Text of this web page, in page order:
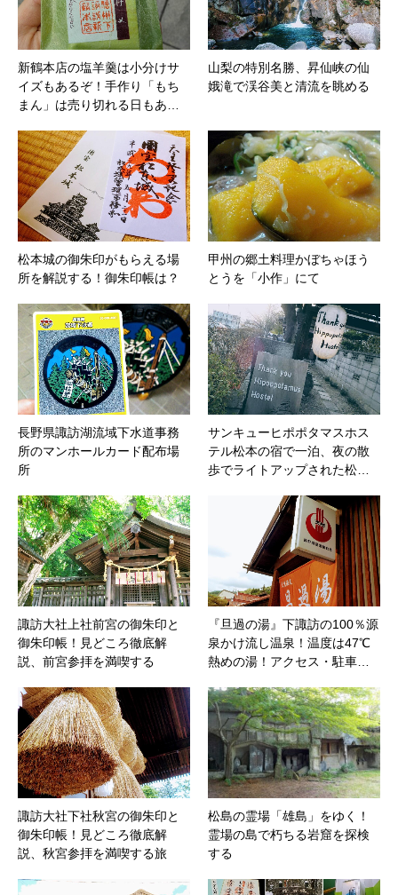
新鶴本店の塩羊羹は小分けサ
イズもあるぞ！手作り「もち
まん」は売り切れる日もあ…
山梨の特別名勝、昇仙峡の仙
娥滝で渓谷美と清流を眺める
松本城の御朱印がもらえる場
所を解説する！御朱印帳は？
甲州の郷土料理かぼちゃほう
とうを「小作」にて
長野県諏訪湖流域下水道事務
所のマンホールカード配布場
所
サンキューヒポポタマスホス
テル松本の宿で一泊、夜の散
歩でライトアップされた松…
諏訪大社上社前宮の御朱印と
御朱印帳！見どころ徹底解
説、前宮参拝を満喫する
『旦過の湯』下諏訪の100％源
泉かけ流し温泉！温度は47℃
熱めの湯！アクセス・駐車…
諏訪大社下社秋宮の御朱印と
御朱印帳！見どころ徹底解
説、秋宮参拝を満喫する旅
松島の霊場「雄島」をゆく！
霊場の島で朽ちる岩窟を探検
する